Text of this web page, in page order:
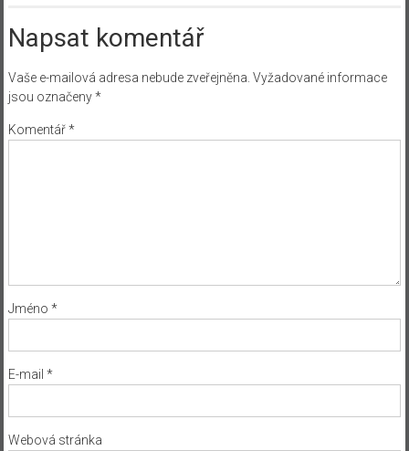
Napsat komentář
Vaše e-mailová adresa nebude zveřejněna. Vyžadované informace
jsou označeny*
Komentář*
Jméno *
E-mail *
Webová stránka